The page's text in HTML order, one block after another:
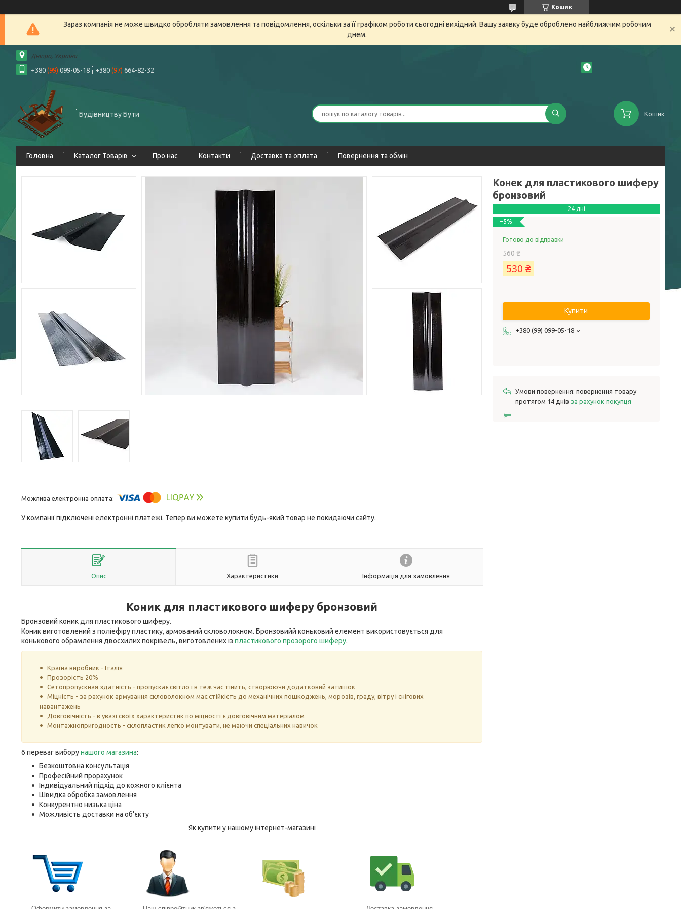
Кошик
Зараз компанія не може швидко обробляти замовлення та повідомлення, оскільки за її графіком роботи сьогодні вихідний. Вашу заявку буде оброблено найближчим робочим
днем.
Дніпро, Україна
+380 (99) 099-05-18 +380 (97) 664-82-32
Будівництву Бути Кошик
Головна Каталог Товарів Про нас Контакти Доставка та оплата Повернення та обмін
У компанії підключені електронні платежі. Тепер ви можете купити будь-який товар не покидаючи сайту.
Опис Характеристики Інформація для замовлення
Коник для пластикового шиферу бронзовий
Бронзовий коник для пластикового шиферу.
Коник виготовлений з поліефіру пластику, армований скловолокном. Бронзовийй коньковий елемент використовується для
конькового обрамлення двосхилих покрівель, виготовлених із пластикового прозорого шиферу.
Країна виробник - Італія
Прозорість 20%
Сетопропускная здатність - пропускає світло і в теж час тінить, створюючи додатковий затишок
Міцність - за рахунок армування скловолокном має стійкість до механічних пошкоджень, морозів, граду, вітру і снігових
навантажень
Довговічність - в увазі своїх характеристик по міцності є довговічним матеріалом
Монтажнопригодность - склопластик легко монтувати, не маючи спеціальних навичок
6 переваг виборунашого магазина:
Безкоштовна консультація
Професійний прорахунок
Індивідуальний підхід до кожного клієнта
Швидка обробка замовлення
Конкурентно низька ціна
Можливість доставки на об'єкту
Як купити у нашому інтернет-магазині
Конек для пластикового шиферу
бронзовий
24 дні
–5%
Готово до відправки
560 ₴
530 ₴
Купити
+380 (99) 099-05-18
повернення товару
протягом 14 днів за рахунок покупця